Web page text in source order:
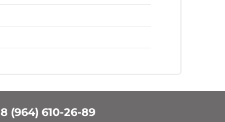
8 (964) 610-26-89